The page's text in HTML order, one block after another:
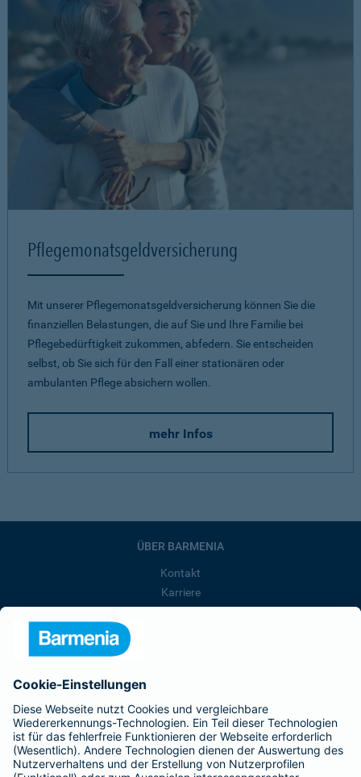
Pflegemonatsgeld­versicherung
Mit unserer Pflegemonatsgeld­versicherung können Sie die
finanziellen Belastungen, die auf Sie und Ihre Familie bei
Pflegebedürftigkeit zukommen, abfedern. Sie entscheiden
selbst, ob Sie sich für den Fall einer stationären oder
ambulanten Pflege absichern wollen.
mehr Infos
ÜBER BARMENIA
Kontakt
Karriere
Barmenia ist Teil der BarmeniaGothaer
BELIEBTE SEITEN
Kranken-Zusatzversicherung
Tierversicherungen